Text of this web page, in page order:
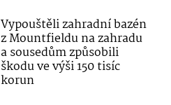
Vypouštěli zahradní bazén
z Mountfieldu na zahradu
a sousedům způsobili
škodu ve výši 150 tisíc
korun